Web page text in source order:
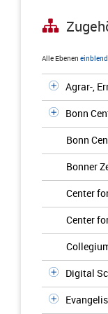
Alle Ebenen
Agrar-,
Bonn
Bonn
Bonner
Center
Center
Digital